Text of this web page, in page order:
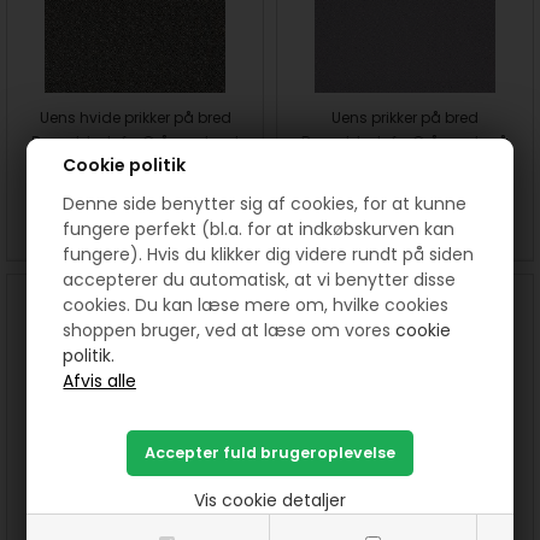
Cookie politik
Denne side benytter sig af cookies, for at kunne
fungere perfekt (bl.a. for at indkøbskurven kan
fungere). Hvis du klikker dig videre rundt på siden
accepterer du automatisk, at vi benytter disse
cookies. Du kan læse mere om, hvilke cookies
shoppen bruger, ved at læse om vorescookie
politik.
Vis cookie detaljer
Uens hvide prikker på bred
Bomuldsstof - Grå med sort
150 DKK pr. meter
SE MERE
Uens prikker på bred
Bomuldsstof - Grå med grå
150 DKK pr. meter
SE MERE
Uens prikker på bred
Uens prikker på bred